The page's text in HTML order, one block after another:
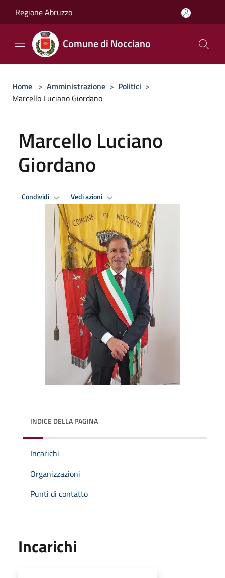
Regione Abruzzo
Comune di Nocciano
Home > Amministrazione > Politici >
Marcello Luciano Giordano
Marcello Luciano
Giordano
Condividi Vedi azioni
INDICE DELLA PAGINA
Incarichi
Organizzazioni
Punti di contatto
Incarichi